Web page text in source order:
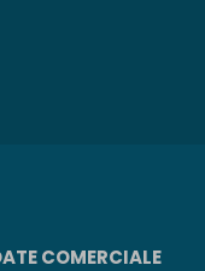
COMERCIALE